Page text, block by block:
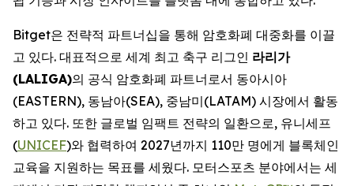
Bitget은 전략적 파트너십을 통해 암호화폐 대중화를 이끌
고 있다. 대표적으로 세계 최고 축구 리그인 라리가
(LALIGA)의 공식 암호화폐 파트너로서 동아시아
(EASTERN), 동남아(SEA), 중남미(LATAM) 시장에서 활동
하고 있다. 또한 글로벌 임팩트 전략의 일환으로, 유니세프
(UNICEF)와 협력하여 2027년까지 110만 명에게 블록체인
교육을 지원하는 목표를 세웠다. 모터스포츠 분야에서는 세